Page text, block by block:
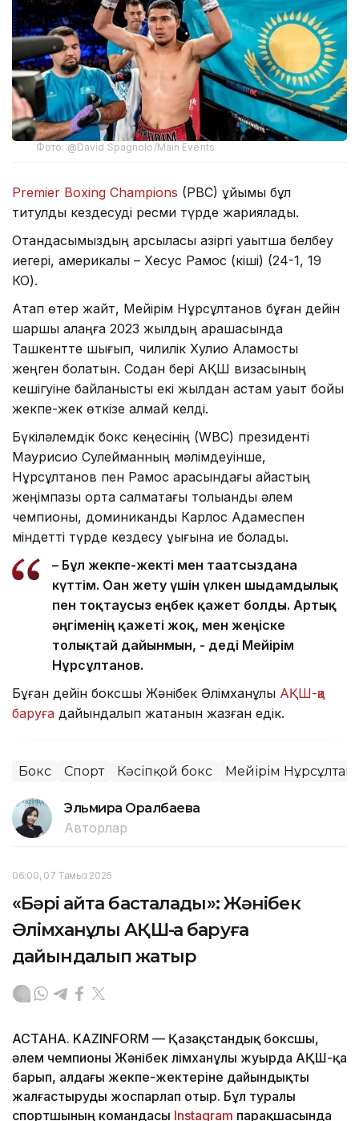
Фото: @David Spagnolo/Main Events
Premier Boxing Champions (PBC) ұйымы бұл
титулдық кездесуді ресми түрде жариялады.
Отандасымыздың қарсыласы қазіргі уақытша белбеу
иегері, америкалық – Хесус Рамос (кіші) (24-1, 19
КО).
Атап өтер жайт, Мейірім Нұрсұлтанов бұған дейін
шаршы алаңға 2023 жылдың қарашасында
Ташкентте шығып, чилилік Хулио Аламосты
жеңген болатын. Содан бері АҚШ визасының
кешігуіне байланысты екі жылдан астам уақыт бойы
жекпе-жек өткізе алмай келді.
Бүкіләлемдік бокс кеңесінің (WBC) президенті
Маурисио Сулейманның мәлімдеуінше,
Нұрсұлтанов пен Рамос арасындағы айқастың
жеңімпазы орта салмақтағы толыққанды әлем
чемпионы, доминикандық Карлос Адамеспен
міндетті түрде кездесу құқығына ие болады.
– Бұл жекпе-жекті мен тағатсыздана
күттім. Оған жету үшін үлкен шыдамдылық
пен тоқтаусыз еңбек қажет болды. Артық
әңгіменің қажеті жоқ, мен жеңіске
толықтай дайынмын, - деді Мейірім
Нұрсұлтанов.
Бұған дейін боксшы Жәнібек Әлімханұлы АҚШ-қа
баруға дайындалып жатқанын жазған едік.
Бокс Спорт Кәсіпқой бокс Мейірім
Эльмира Оралбаева
Авторлар
06:00, 07 Тамыз 2026
«Бәрі қайта басталады»: Жәнібек
Әлімханұлы АҚШ-қа баруға
дайындалып жатыр
АСТАНА. KAZINFORM — Қазақстандық боксшы,
әлем чемпионы Жәнібек Әлімханұлы жуырда АҚШ-қа
барып, алдағы жекпе-жектеріне дайындықты
жалғастыруды жоспарлап отыр. Бұл туралы
спортшының командасы Instagram парақшасында